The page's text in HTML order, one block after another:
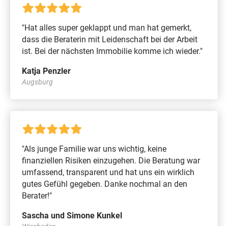
"Hat alles super geklappt und man hat gemerkt,
dass die Beraterin mit Leidenschaft bei der Arbeit
ist. Bei der nächsten Immobilie komme ich wieder."
Katja Penzler
Augsburg
"Als junge Familie war uns wichtig, keine
finanziellen Risiken einzugehen. Die Beratung war
umfassend, transparent und hat uns ein wirklich
gutes Gefühl gegeben. Danke nochmal an den
Berater!"
Sascha und Simone Kunkel